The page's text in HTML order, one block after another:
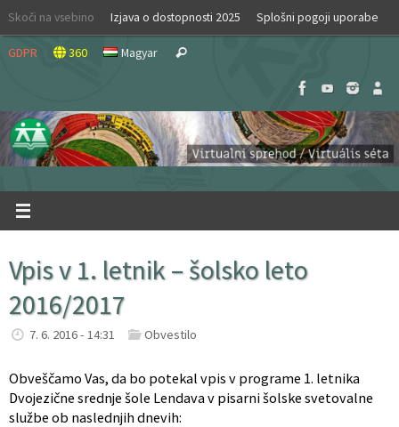
Skip
content
Skoči na vsebino Izjava o dostopnosti 2025 Splošni pogoji uporabe
GDPR 360 Magyar Search
Vpis v 1. letnik – šolsko leto
2016/2017
7. 6. 2016 - 14:31 Obvestilo
Obveščamo Vas, da bo potekal vpis v programe 1. letnika
Dvojezične srednje šole Lendava v pisarni šolske svetovalne
službe ob naslednjih dnevih: